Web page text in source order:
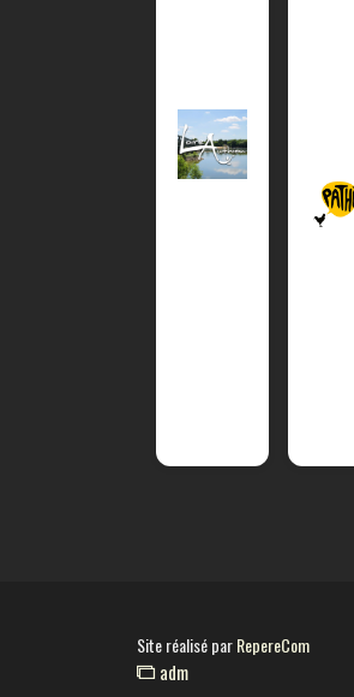
Site réalisé parRepereCom
adm